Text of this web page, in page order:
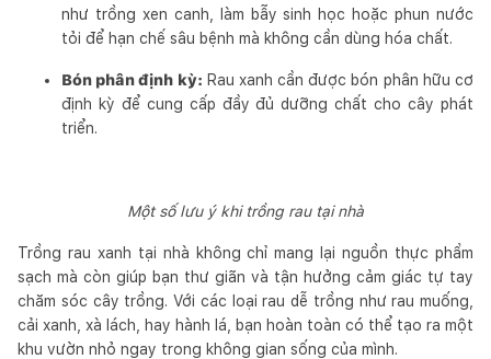
như trồng xen canh, làm bẫy sinh học hoặc phun nước
tỏi để hạn chế sâu bệnh mà không cần dùng hóa chất.
Bón phân định kỳ: Rau xanh cần được bón phân hữu cơ
định kỳ để cung cấp đầy đủ dưỡng chất cho cây phát
triển.
Một số lưu ý khi trồng rau tại nhà
Trồng rau xanh tại nhà không chỉ mang lại nguồn thực phẩm
sạch mà còn giúp bạn thư giãn và tận hưởng cảm giác tự tay
chăm sóc cây trồng. Với các loại rau dễ trồng như rau muống,
cải xanh, xà lách, hay hành lá, bạn hoàn toàn có thể tạo ra một
khu vườn nhỏ ngay trong không gian sống của mình.